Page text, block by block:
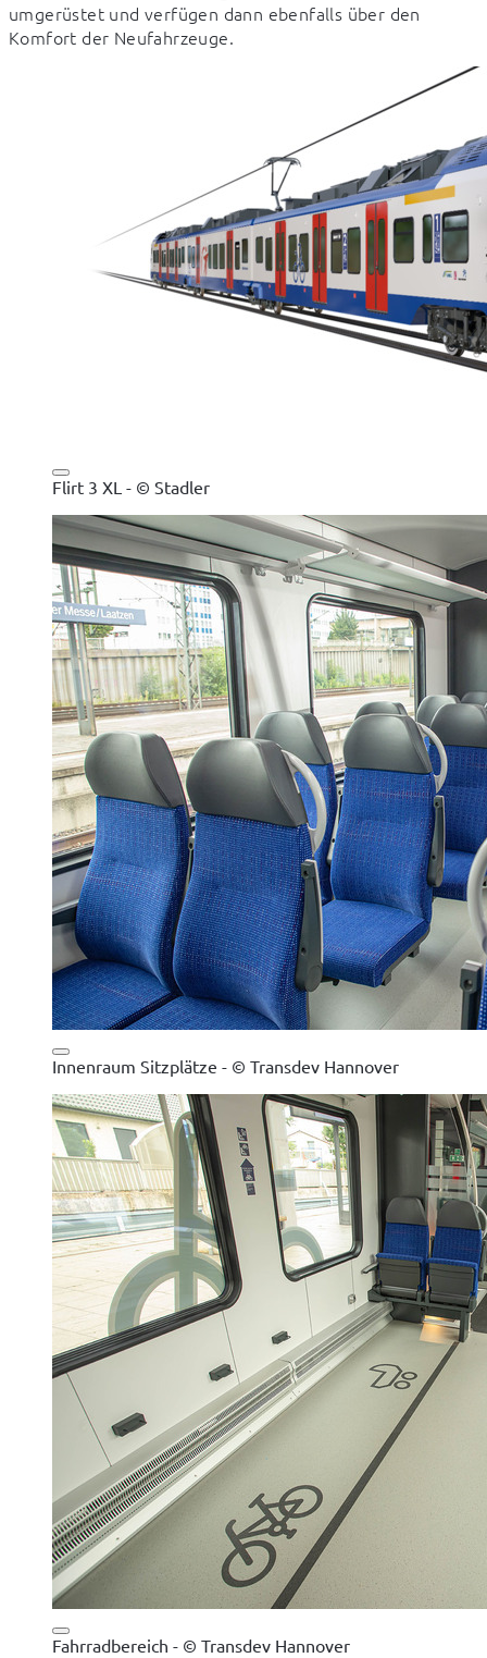
umgerüstet und verfügen dann ebenfalls über den
Komfort der Neufahrzeuge.
Flirt 3 XL - © Stadler
Innenraum Sitzplätze - © Transdev Hannover
Fahrradbereich - © Transdev Hannover